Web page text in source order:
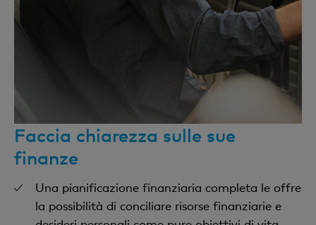
Faccia chiarezza sulle sue
finanze
Una pianificazione finanziaria completa le offre
la possibilità di conciliare risorse finanziarie e